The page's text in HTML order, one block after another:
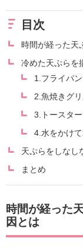
目次
時間が経った天
冷めた天ぷらを
1.フライパン
2.魚焼きグリ
3.トースター
4.水をかけ
天ぷらをしなし
まとめ
時間が経った
因とは